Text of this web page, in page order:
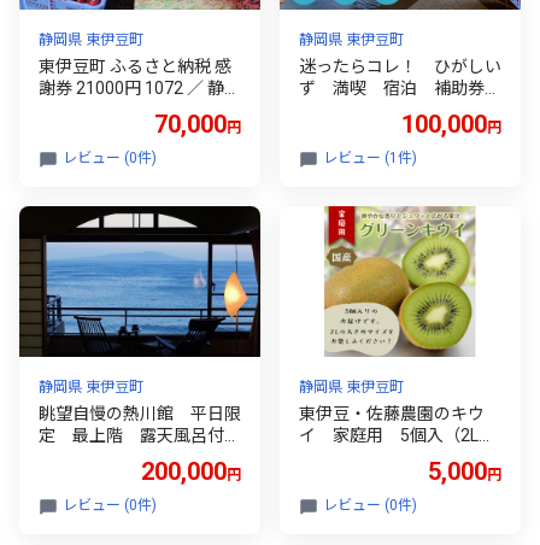
静岡県 東伊豆町
東伊豆町 ふるさと納税 感
謝券 21000円 1072 ／ 静岡
県 旅行 宿泊 食事 観光 チ
ケット クーポン 補助 リフ
ォーム ホテル 動物園 海鮮
70,000円
レビュー (0件)
静岡県 東伊豆町
迷ったらコレ！ ひがしい
ず 満喫 宿泊 補助券
（3万円分）E001／静岡
100,000円
レビュー (1件)
静岡県 東伊豆町
眺望自慢の熱川館 平日限
定 最上階 露天風呂付客
室 ペア宿泊券 G004／
利用券 温泉 静岡県 東
伊豆町
200,000円
レビュー (0件)
静岡県 東伊豆町
東伊豆・佐藤農園のキウ
イ 家庭用 5個入（2Lサ
イズ） 1396 ／ 佐藤農園
果物 フルーツ 農家直送 静
岡県 東伊豆町
5,000円
レビュー (0件)